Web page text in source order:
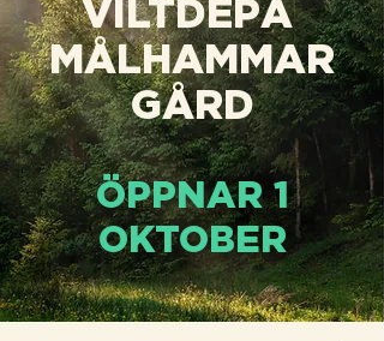
VILTDEPÅ
MÅLHAMMAR
GÅRD
ÖPPNAR 1
OKTOBER